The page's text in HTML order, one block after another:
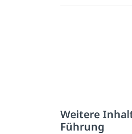
Weitere
Führung